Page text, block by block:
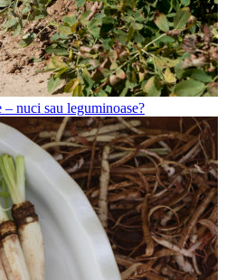
– nuci sau leguminoase?